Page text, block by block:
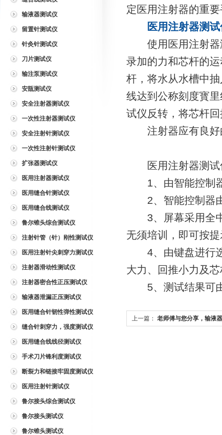
输液器测试仪
留置针测试仪
针灸针测试仪
刀片测试仪
输注泵测试仪
安瓿测试仪
安全注射器测试仪
一次性注射器测试仪
安全注射针测试仪
一次性注射针测试仪
扩张器测试仪
医用注射器测试仪
医用缝合针测试仪
医用缝合线测试仪
鲁尔锥头综合测试仪
注射针管（针）刚性测试仪
医用注射针尖刺穿力测试仪
注射器滑动性测试仪
注射器密合性正压测试仪
输液器泄漏正压测试仪
医用缝合针韧性弹性测试仪
缝合针刺穿力，强度测试仪
医用缝合线线径测试仪
手术刀片锋利度测试仪
断裂力和链接牢固度测试仪
医用注射针测试仪
鲁尔接头综合测试仪
鲁尔接头测试仪
鲁尔锥头测试仪
定医用注射器的重
医用注射器测
使用医用注射器
录加的力和芯杆的
杆，将水从水槽中
线达到公称刻度寳
试仪反转，将芯杆
注射器应有良好
医用注射器测试
1、由智能控制器
2、智能控制器由
3、屏幕采用全中
无须培训，即可按
4、由键盘进行选
大力、回推小力及
5、测试结果可
上一篇： 老师傅与您分享，输液